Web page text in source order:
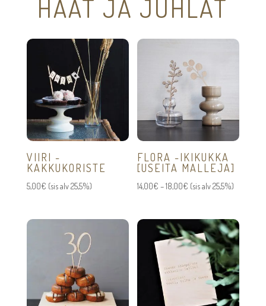
HÄÄT JA JUHLAT
VIIRI -
KAKKUKORISTE
5,00€ (sis alv 25,5%)
FLORA -IKIKUKKA
[USEITA MALLEJA]
14,00€ –18,00€ Hintaluokka:
18,00€
(sis alv 25,5%)